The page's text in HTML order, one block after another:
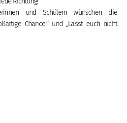
und Schülern wünschen die
Chance!“ und „Lasst euch nicht